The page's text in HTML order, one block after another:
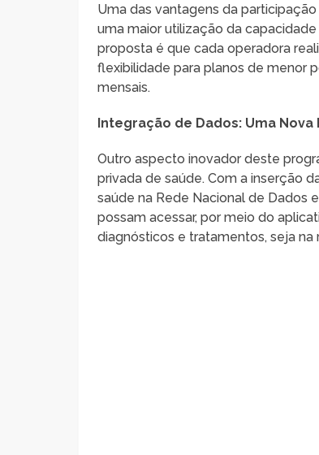
Uma das vantagens da
uma maior utilização da
proposta é que cada operadora
flexibilidade para planos de menor
mensais.
Integração de Dados: Uma Nova
Outro aspecto inovador deste
privada de saúde. Com a inserção
saúde na Rede Nacional de Dados
possam acessar, por meio do
diagnósticos e tratamentos, seja na